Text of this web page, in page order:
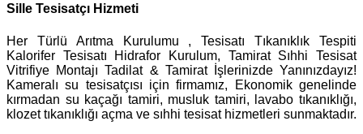
Sille Tesisatçı Hizmeti
Her Türlü Arıtma Kurulumu , Tesisatı Tıkanıklık Tespiti
Kalorifer Tesisatı Hidrafor Kurulum, Tamirat Sıhhi Tesisat
Vitrifiye Montajı Tadilat & Tamirat İşlerinizde Yanınızdayız!
Kameralı su tesisatçısı için firmamız, Ekonomik genelinde
kırmadan su kaçağı tamiri, musluk tamiri, lavabo tıkanıklığı,
klozet tıkanıklığı açma ve sıhhi tesisat hizmetleri sunmaktadır.